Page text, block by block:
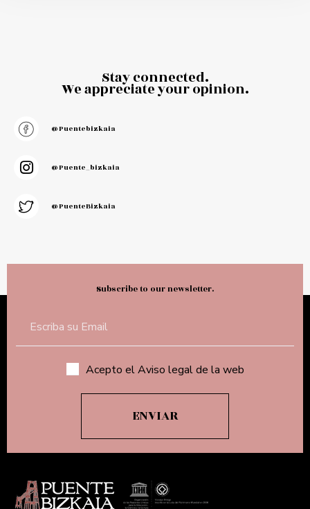
Stay connected.
We appreciate your opinion.
@puentebizkaia
@puente_bizkaia
@PuenteBizkaia
Subscribe to our newsletter.
Acepto el Aviso legal de la web